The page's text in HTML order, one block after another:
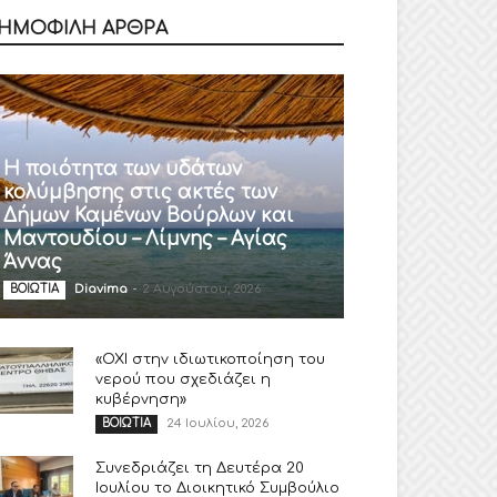
ΑΡΘΡΑ
Η ποιότητα των υδάτων
κολύμβησης στις ακτές των
Δήμων Καμένων Βούρλων και
Μαντουδίου – Λίμνης – Αγίας
Άννας
ΒΟΙΩΤΙΑ Diavima - 2 Αυγούστου, 2026
«ΟΧΙ στην ιδιωτικοποίηση του
νερού που σχεδιάζει η
κυβέρνηση»
ΒΟΙΩΤΙΑ 24 Ιουλίου, 2026
Συνεδριάζει τη Δευτέρα 20
Ιουλίου το Διοικητικό Συμβούλιο